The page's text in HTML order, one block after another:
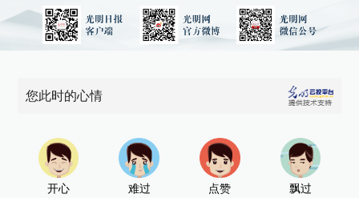
您此时的心情
开心 难过 点赞 飘过